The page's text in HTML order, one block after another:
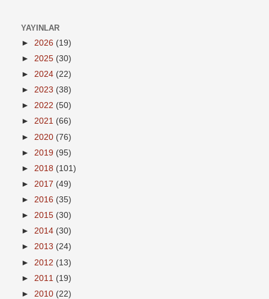
YAYINLAR
► 2026 (19)
► 2025 (30)
► 2024 (22)
► 2023 (38)
► 2022 (50)
► 2021 (66)
► 2020 (76)
► 2019 (95)
► 2018 (101)
► 2017 (49)
► 2016 (35)
► 2015 (30)
► 2014 (30)
► 2013 (24)
► 2012 (13)
► 2011 (19)
► 2010 (22)